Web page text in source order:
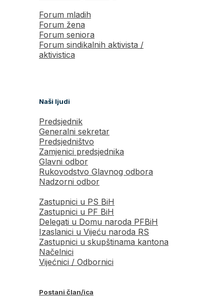
Forum mladih
Forum žena
Forum seniora
Forum sindikalnih aktivista /
aktivistica
Naši ljudi
Predsjednik
Generalni sekretar
Predsjedništvo
Zamjenici predsjednika
Glavni odbor
Rukovodstvo Glavnog odbora
Nadzorni odbor
Zastupnici u PS BiH
Zastupnici u PF BiH
Delegati u Domu naroda PFBiH
Izaslanici u Vijeću naroda RS
Zastupnici u skupštinama kantona
Načelnici
Vijećnici / Odbornici
Postani član/ica